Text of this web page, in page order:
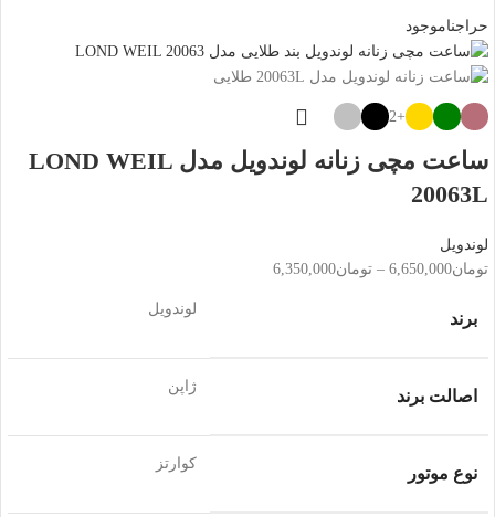
حراجناموجود
+2
ساعت مچی زنانه لوندویل مدل LOND WEIL
20063L
لوندویل
تومان6,650,000
– تومان6,350,000
برند
لوندویل
اصالت برند
ژاپن
نوع موتور
کوارتز